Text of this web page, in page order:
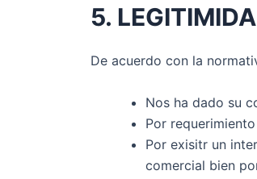
5.
De acuerdo con la
Nos ha dado su
Por
Por exisitr un
comercial bien